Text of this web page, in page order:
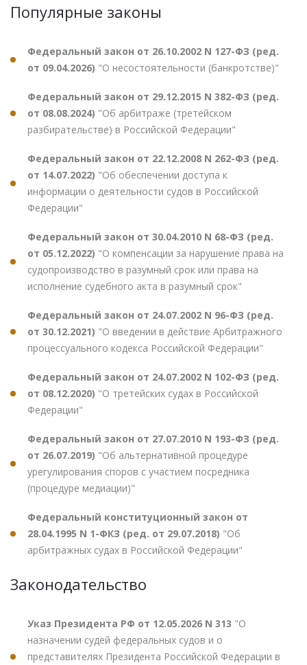
Популярные законы
Федеральный закон от 26.10.2002 N 127-ФЗ (ред.
от 09.04.2026) "О несостоятельности (банкротстве)"
Федеральный закон от 29.12.2015 N 382-ФЗ (ред.
от 08.08.2024) "Об арбитраже (третейском
разбирательстве) в Российской Федерации"
Федеральный закон от 22.12.2008 N 262-ФЗ (ред.
от 14.07.2022) "Об обеспечении доступа к
информации о деятельности судов в Российской
Федерации"
Федеральный закон от 30.04.2010 N 68-ФЗ (ред.
от 05.12.2022) "О компенсации за нарушение права на
судопроизводство в разумный срок или права на
исполнение судебного акта в разумный срок"
Федеральный закон от 24.07.2002 N 96-ФЗ (ред.
от 30.12.2021) "О введении в действие Арбитражного
процессуального кодекса Российской Федерации"
Федеральный закон от 24.07.2002 N 102-ФЗ (ред.
от 08.12.2020) "О третейских судах в Российской
Федерации"
Федеральный закон от 27.07.2010 N 193-ФЗ (ред.
от 26.07.2019) "Об альтернативной процедуре
урегулирования споров с участием посредника
(процедуре медиации)"
Федеральный конституционный закон от
28.04.1995 N 1-ФКЗ (ред. от 29.07.2018) "Об
арбитражных судах в Российской Федерации"
Законодательство
Указ Президента РФ от 12.05.2026 N 313 "О
назначении судей федеральных судов и о
представителях Президента Российской Федерации в